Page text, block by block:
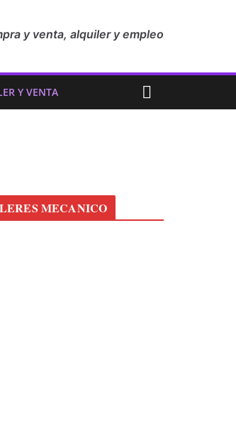
y venta, alquiler y empleo
Y VENTA
MECANICO